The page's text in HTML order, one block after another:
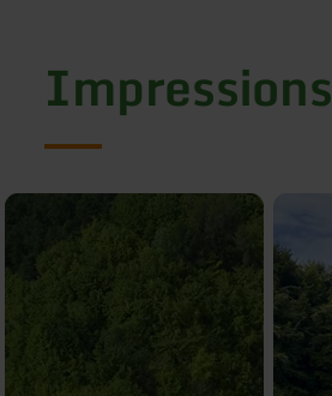
Impressions